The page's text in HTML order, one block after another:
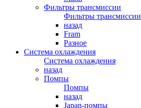
Фильтры трансмиссии
Фильтры трансмиссии
назад
Fram
Разное
Система охлаждения
Система охлаждения
назад
Помпы
Помпы
назад
Japan-помпы